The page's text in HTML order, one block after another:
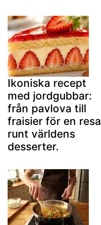
Ikoniska recept
med jordgubbar:
från pavlova till
fraisier för en resa
runt världens
desserter.